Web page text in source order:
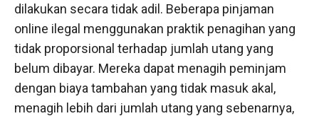
dilakukan secara tidak adil. Beberapa pinjaman
online ilegal menggunakan praktik penagihan yang
tidak proporsional terhadap jumlah utang yang
belum dibayar. Mereka dapat menagih peminjam
dengan biaya tambahan yang tidak masuk akal,
menagih lebih dari jumlah utang yang sebenarnya,